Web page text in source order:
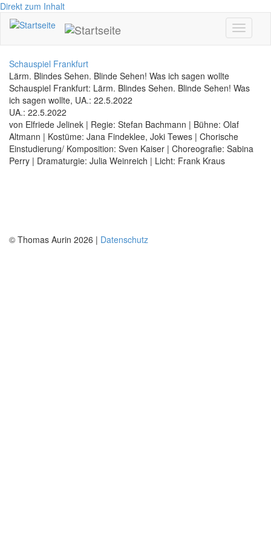
Direkt zum Inhalt
Toggle
Schauspiel Frankfurt
Lärm. Blindes Sehen. Blinde Sehen! Was ich sagen wollte
Schauspiel Frankfurt: Lärm. Blindes Sehen. Blinde Sehen! Was
ich sagen wollte, UA.: 22.5.2022
UA.: 22.5.2022
von Elfriede Jelinek | Regie: Stefan Bachmann | Bühne: Olaf
Altmann | Kostüme: Jana Findeklee, Joki Tewes | Chorische
Einstudierung/ Komposition: Sven Kaiser | Choreografie: Sabina
Perry | Dramaturgie: Julia Weinreich | Licht: Frank Kraus
© Thomas Aurin 2026 | Datenschutz